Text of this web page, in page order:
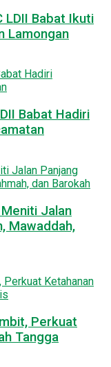
LDII Babat Ikuti
Lamongan
Babat Hadiri
Jalan
Mawaddah,
Perkuat
Tangga